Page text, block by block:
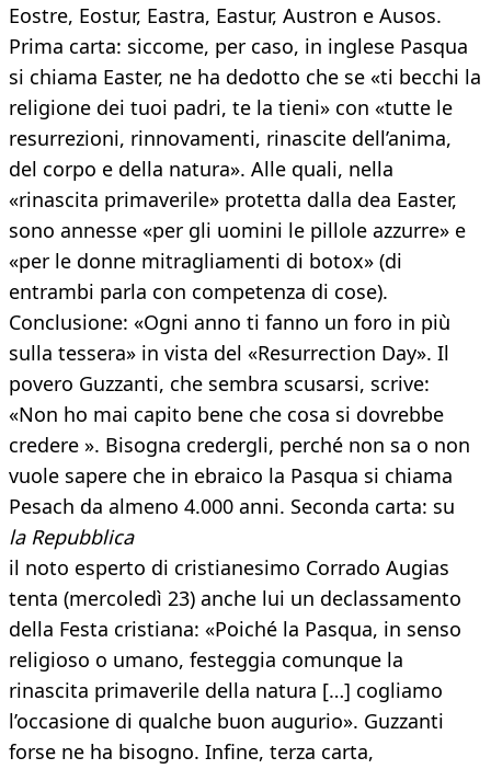
Eostre, Eostur, Eastra, Eastur, Austron e Ausos.
Prima carta: siccome, per caso, in inglese Pasqua
si chiama Easter, ne ha dedotto che se «ti becchi la
religione dei tuoi padri, te la tieni» con «tutte le
resurrezioni, rinnovamenti, rinascite dell’anima,
del corpo e della natura». Alle quali, nella
«rinascita primaverile» protetta dalla dea Easter,
sono annesse «per gli uomini le pillole azzurre» e
«per le donne mitragliamenti di botox» (di
entrambi parla con competenza di cose).
Conclusione: «Ogni anno ti fanno un foro in più
sulla tessera» in vista del «Resurrection Day». Il
povero Guzzanti, che sembra scusarsi, scrive:
«Non ho mai capito bene che cosa si dovrebbe
credere ». Bisogna credergli, perché non sa o non
vuole sapere che in ebraico la Pasqua si chiama
Pesach da almeno 4.000 anni. Seconda carta: su
la Repubblica
il noto esperto di cristianesimo Corrado Augias
tenta (mercoledì 23) anche lui un declassamento
della Festa cristiana: «Poiché la Pasqua, in senso
religioso o umano, festeggia comunque la
rinascita primaverile della natura […] cogliamo
l’occasione di qualche buon augurio». Guzzanti
forse ne ha bisogno. Infine, terza carta,